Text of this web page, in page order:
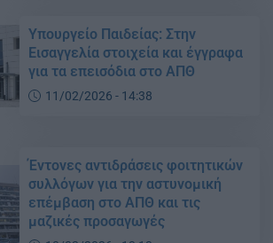
Υπουργείο Παιδείας: Στην
Εισαγγελία στοιχεία και έγγραφα
για τα επεισόδια στο ΑΠΘ
11/02/2026 - 14:38
Έντονες αντιδράσεις φοιτητικών
συλλόγων για την αστυνομική
επέμβαση στο ΑΠΘ και τις
μαζικές προσαγωγές